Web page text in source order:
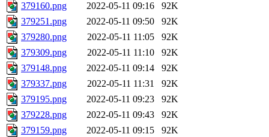
379160.png
2022-05-11 09:16
92K
379251.png
2022-05-11 09:50
92K
379280.png
2022-05-11 11:05
92K
379309.png
2022-05-11 11:10
92K
379148.png
2022-05-11 09:14
92K
379337.png
2022-05-11 11:31
92K
379195.png
2022-05-11 09:23
92K
379228.png
2022-05-11 09:43
92K
379159.png
2022-05-11 09:15
92K